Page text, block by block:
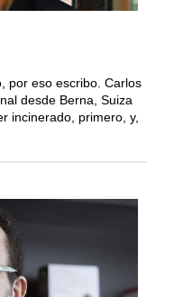
por eso escribo. Carlos
desde Berna, Suiza
incinerado, primero, y,